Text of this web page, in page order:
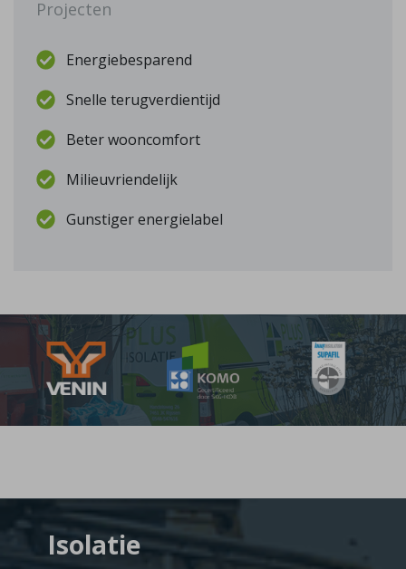
Projecten
Energiebesparend
Snelle terugverdientijd
Beter wooncomfort
Milieuvriendelijk
Gunstiger energielabel
Isolatie